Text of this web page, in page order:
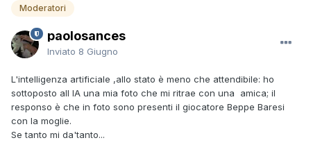
Moderatori
paolosances
Inviato 8 Giugno
L'intelligenza artificiale ,allo stato è meno che attendibile: ho
sottoposto all IA una mia foto che mi ritrae con una amica; il
responso è che in foto sono presenti il giocatore Beppe Baresi
con la moglie.
Se tanto mi da'tanto...